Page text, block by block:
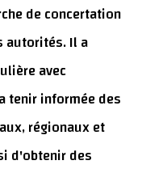
de concertation
autorités. Il a
avec
tenir informée des
régionaux et
d'obtenir des